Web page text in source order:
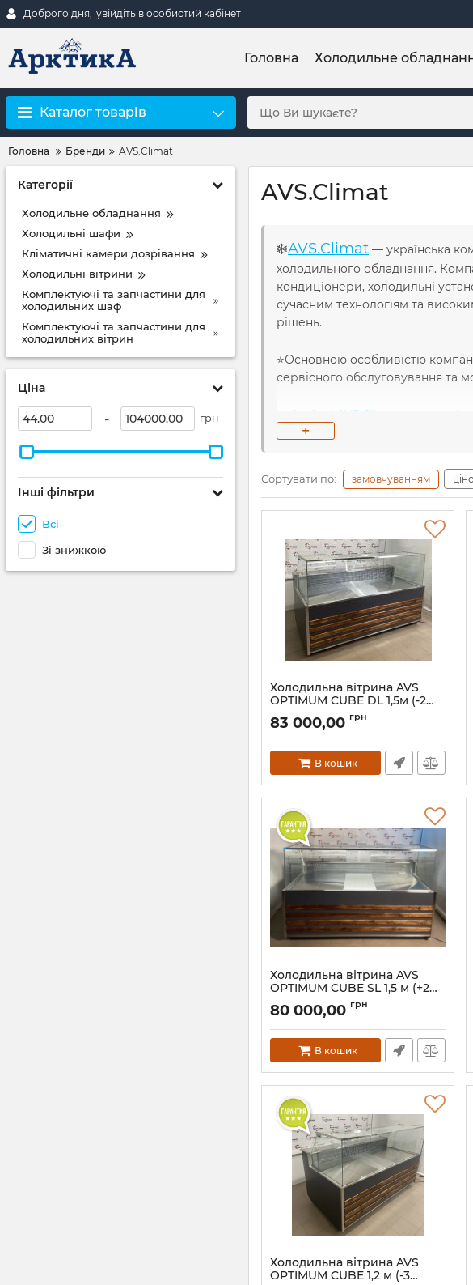
Доброго дня, увійдіть в особистий кабінет
Головна Холодильне
Каталог товарів
Головна Бренди AVS.Climat
Категорії
Холодильне обладнання
Холодильні шафи
Кліматичні камери дозрівання
Холодильні вітрини
Комплектуючі та запчастини для
холодильних шаф
Комплектуючі та запчастини для
холодильних вітрин
Ціна
- грн
Інші фільтри
Всі
Зі знижкою
AVS.Climat
❄️AVS.Climat — українська
холодильного обладнання.
кондиціонери, холодильні
сучасним технологіям та
рішень.
⭐️Основною особливістю
сервісного обслуговування та
✅ Фахівці AVS.Climat
надають
економного кліматичного
Обираючи технікуAVS.Climat,
постачальником кліматичних
професійного підходу,
+
Сортувати по: замовчуванням
Холодильна вітрина AVS
OPTIMUM CUBE DL 1,5м (-2…
83 000,00 грн
В кошик
Холодильна вітрина AVS
OPTIMUM CUBE SL 1,5 м (+2…
80 000,00 грн
В кошик
Холодильна вітрина AVS
OPTIMUM CUBE 1,2 м (-3…